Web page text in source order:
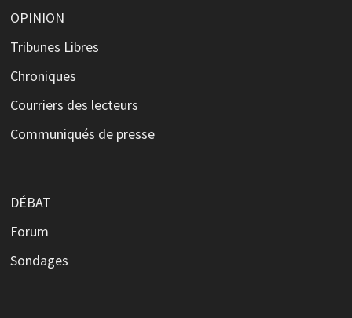
OPINION
Tribunes Libres
Chroniques
Courriers des lecteurs
Communiqués de presse
DÉBAT
Forum
Sondages